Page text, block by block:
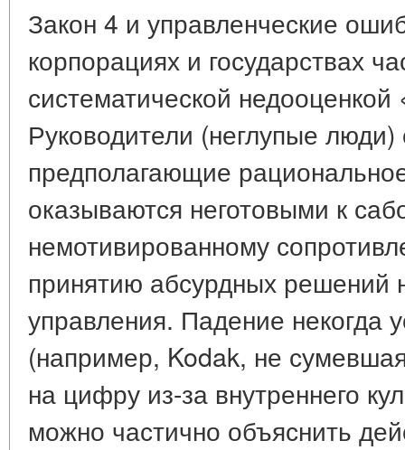
Закон 4 и управленческие
корпорациях и государствах
систематической недооценкой
Руководители (неглупые
предполагающие
оказываются неготовыми к
немотивированному
принятию абсурдных решений
управления. Падение некогда
(например, Kodak, не
на цифру из-за внутреннего
можно частично объяснить